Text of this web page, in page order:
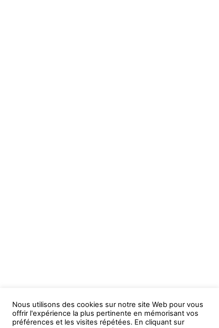
Nous utilisons des cookies sur notre site Web pour vous
offrir l'expérience la plus pertinente en mémorisant vos
préférences et les visites répétées. En cliquant sur